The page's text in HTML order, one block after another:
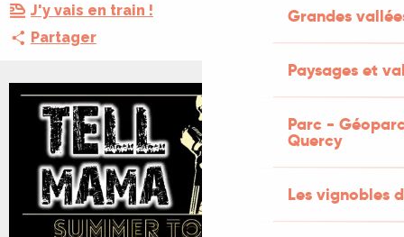
Grandes
Paysages et
Parc -
Quercy
Les vignobles
J'y vais en train !
Partager